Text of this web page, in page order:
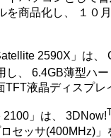
を商品化し、 １０
2590X」は、
し、 6.4GB薄型ハ
液晶ディスプレ
2100」は、 3DNow!
セッサ(400MHz)